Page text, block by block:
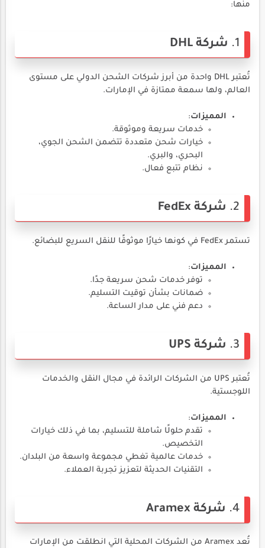
منها:
1. شركة DHL
تُعتبر DHL واحدة من أبرز شركات الشحن الدولي على مستوى
العالم، ولها سمعة ممتازة في الإمارات.
المميزات:
خدمات سريعة وموثوقة.
خيارات شحن متعددة تتضمن الشحن الجوي،
البحري، والبري.
نظام تتبع فعال.
2. شركة FedEx
تستمر FedEx في كونها خيارًا موثوقًا للنقل السريع للبضائع.
المميزات:
توفر خدمات شحن سريعة جدًا.
ضمانات بشأن توقيت التسليم.
دعم فني على مدار الساعة.
3. شركة UPS
تُعتبر UPS من الشركات الرائدة في مجال النقل والخدمات
اللوجستية.
المميزات:
تقدم حلولًا شاملة للتسليم، بما في ذلك خيارات
التخصيص.
خدمات عالمية تغطي مجموعة واسعة من البلدان.
التقنيات الحديثة لتعزيز تجربة العملاء.
4. شركة Aramex
تُعد Aramex من الشركات المحلية التي انطلقت من الإمارات